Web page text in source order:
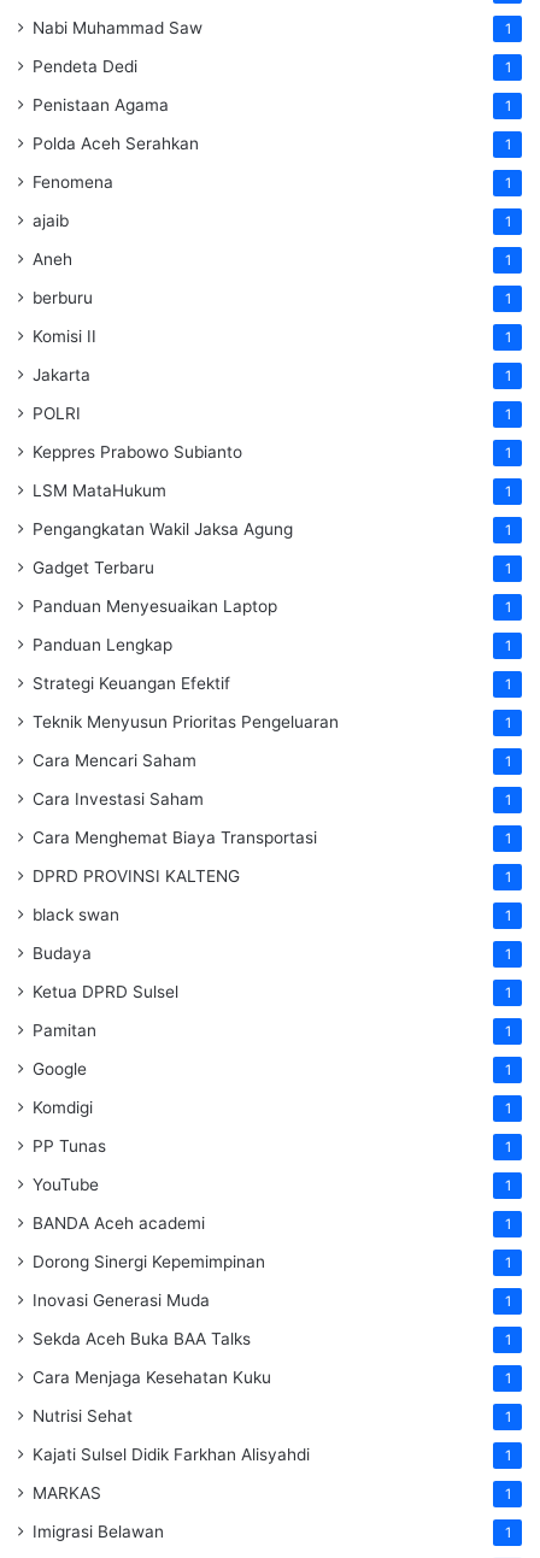
Nabi Muhammad Saw 1
Pendeta Dedi 1
Penistaan Agama 1
Polda Aceh Serahkan 1
Fenomena 1
ajaib 1
Aneh 1
berburu 1
Komisi II 1
Jakarta 1
POLRI 1
Keppres Prabowo Subianto 1
LSM MataHukum 1
Pengangkatan Wakil Jaksa Agung 1
Gadget Terbaru 1
Panduan Menyesuaikan Laptop 1
Panduan Lengkap 1
Strategi Keuangan Efektif 1
Teknik Menyusun Prioritas Pengeluaran 1
Cara Mencari Saham 1
Cara Investasi Saham 1
Cara Menghemat Biaya Transportasi 1
DPRD PROVINSI KALTENG 1
black swan 1
Budaya 1
Ketua DPRD Sulsel 1
Pamitan 1
Google 1
Komdigi 1
PP Tunas 1
YouTube 1
BANDA Aceh academi 1
Dorong Sinergi Kepemimpinan 1
Inovasi Generasi Muda 1
Sekda Aceh Buka BAA Talks 1
Cara Menjaga Kesehatan Kuku 1
Nutrisi Sehat 1
Kajati Sulsel Didik Farkhan Alisyahdi 1
MARKAS 1
Imigrasi Belawan 1